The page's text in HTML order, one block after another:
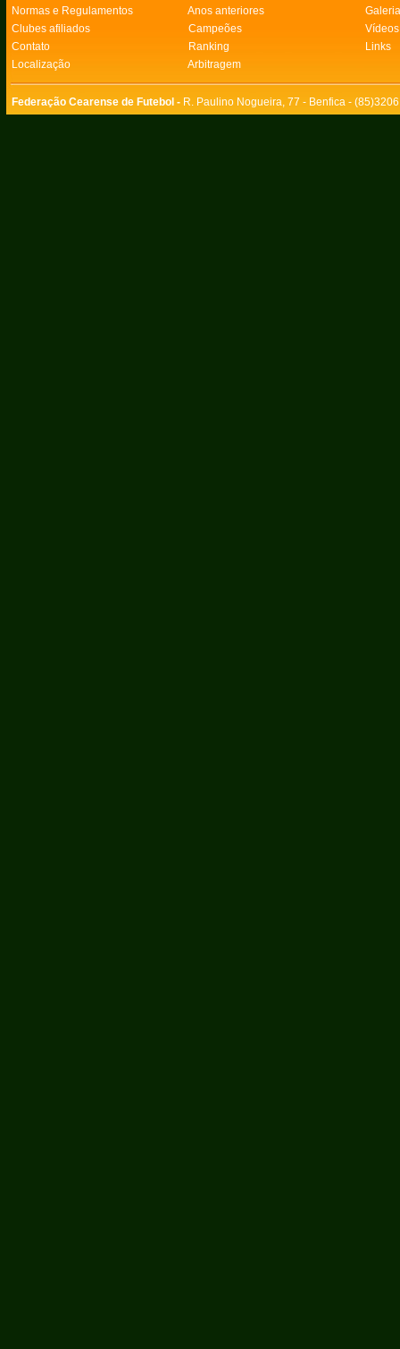
Normas e Regulamentos
Anos anteriores
Clubes afiliados
Campeões
Vídeos
Contato
Ranking
Links
Localização
Arbitragem
Federação Cearense de Futebol - R. Paulino Nogueira, 77 - Benfica -